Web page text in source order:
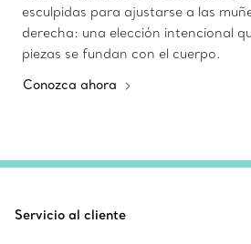
esculpidas para ajustarse a las
derecha: una elección intencional
piezas se fundan con el cuerpo.
Conozca ahora
Servicio al cliente